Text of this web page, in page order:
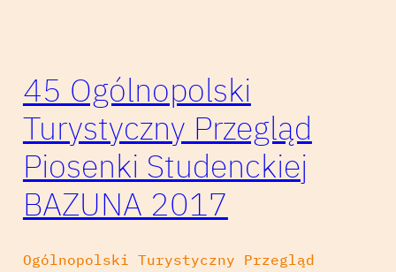
45 Ogólnopolski
Turystyczny Przegląd
Piosenki Studenckiej
BAZUNA 2017
Ogólnopolski Turystyczny Przegląd